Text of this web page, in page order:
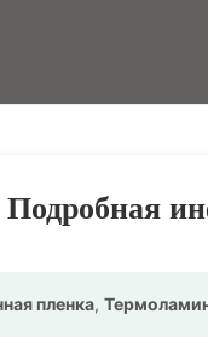
Подробная
пленка,